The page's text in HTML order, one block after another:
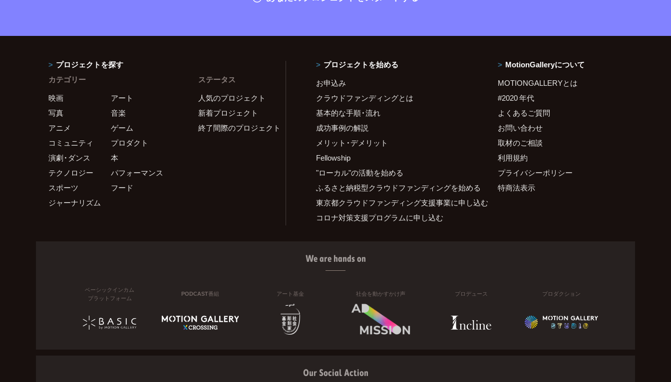
プロジェクトを探す
カテゴリー
映画
アート
写真
音楽
アニメ
ゲーム
コミュニティ
プロダクト
演劇・ダンス
本
テクノロジー
パフォーマンス
スポーツ
フード
ジャーナリズム
ステータス
人気のプロジェクト
新着プロジェクト
終了間際のプロジェクト
プロジェクトを始める
お申込み
クラウドファンディングとは
基本的な手順・流れ
成功事例の解説
メリット・デメリット
Fellowship
"ローカル"の活動を始める
ふるさと納税型クラウドファンディングを始める
東京都クラウドファンディング支援事業に申し込む
コロナ対策支援プログラムに申し込む
MotionGalleryについて
MOTIONGALLERYとは
#2020 年代
よくあるご質問
お問い合わせ
取材のご相談
利用規約
プライバシーポリシー
特商法表示
We are hands on
ベーシックインカム
プラットフォーム
PODCAST番組 アート基金 社会を動かすかけ声 プロデュース プロダクション
Our Social Action